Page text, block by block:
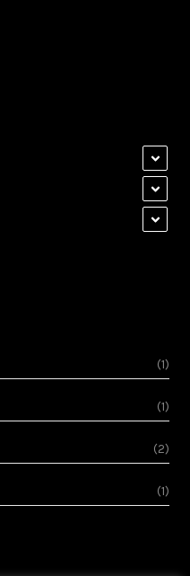
(1)
(1)
(2)
(1)